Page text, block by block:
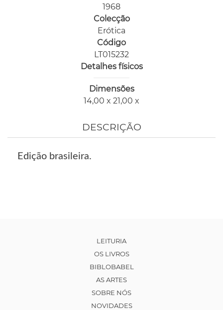
1968
Colecção
Erótica
Código
LT015232
Detalhes físicos
Dimensões
14,00 x 21,00 x
DESCRIÇÃO
Edição brasileira.
LEITURIA
OS LIVROS
BIBLOBABEL
AS ARTES
SOBRE NÓS
NOVIDADES